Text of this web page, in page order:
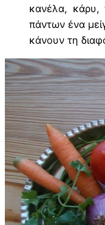
κανέλα, κάρυ,
πάντων ένα
κάνουν τη